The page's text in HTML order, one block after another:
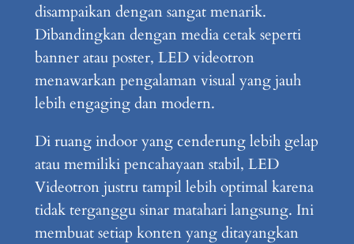
disampaikan dengan sangat menarik.
Dibandingkan dengan media cetak seperti
banner atau poster, LED videotron
menawarkan pengalaman visual yang jauh
lebih engaging dan modern.
Di ruang indoor yang cenderung lebih gelap
atau memiliki pencahayaan stabil, LED
Videotron justru tampil lebih optimal karena
tidak terganggu sinar matahari langsung. Ini
membuat setiap konten yang ditayangkan